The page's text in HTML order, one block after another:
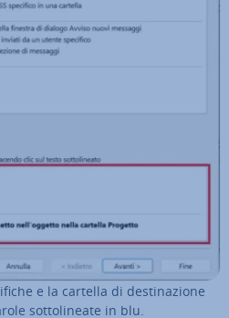
e la cartella di de­sti­na­zio­ne
sot­to­li­nea­te in blu.